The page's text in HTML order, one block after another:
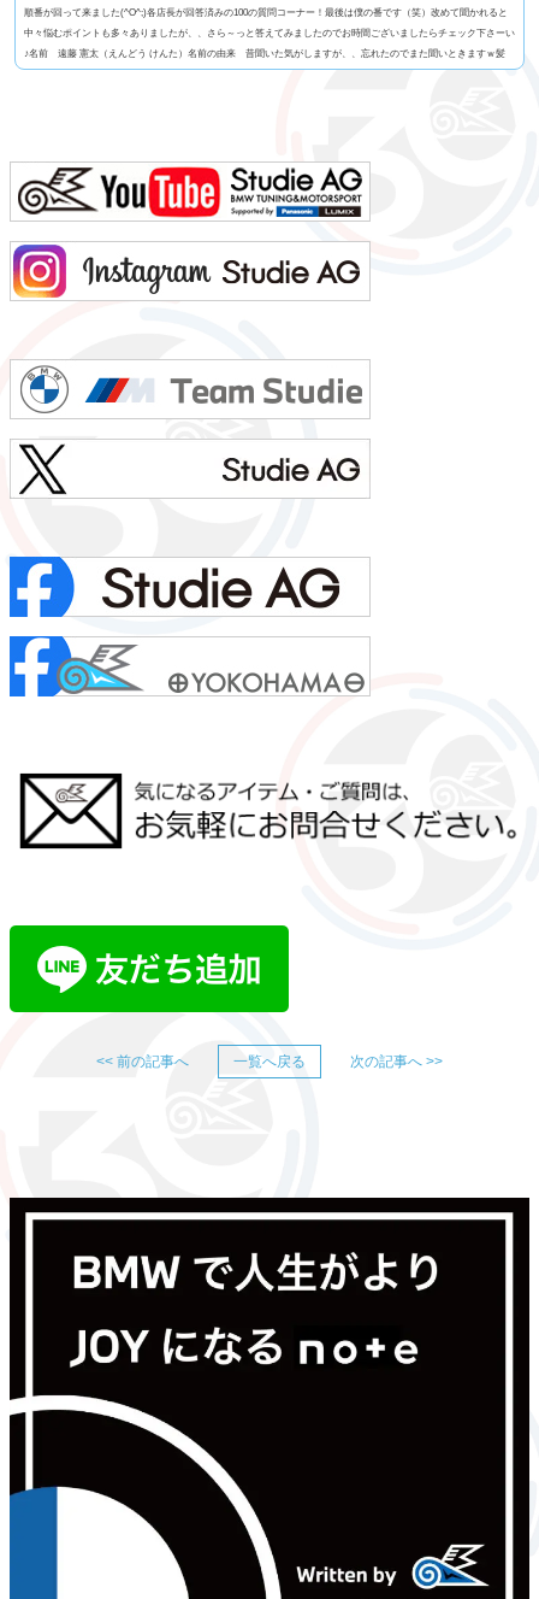
順番が回って来ました(^O^;)各店長が回答済みの100の質問コーナー！最後は僕の番です（笑）改めて聞かれると
中々悩むポイントも多々ありましたが、、さら～っと答えてみましたのでお時間ございましたらチェック下さーい
♪名前 遠藤 憲太（えんどう けんた）名前の由来 昔聞いた気がしますが、、忘れたのでまた聞いときますｗ髪
<< 前の記事へ 一覧へ戻る 次の記事へ >>